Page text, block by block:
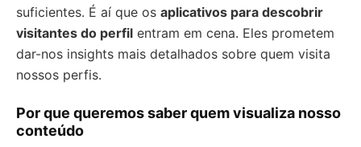
suficientes. É aí que os aplicativos para descobrir
visitantes do perfil entram em cena. Eles prometem
dar-nos insights mais detalhados sobre quem visita
nossos perfis.
Por que queremos saber quem visualiza nosso
conteúdo